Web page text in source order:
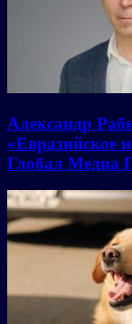
Александр
«Евразийское
Глобал Медиа